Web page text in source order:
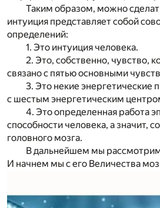
Таким образом, можно
интуиция представляет собой
определений:
1. Это интуиция человека.
2. Это, собственно, чувство,
связано с пятью основными
3. Это некие энергетические
с шестым энергетическим
4. Это определенная работа
способности человека, а значит,
головного мозга.
В дальнейшем мы
И начнем мы с его Величества